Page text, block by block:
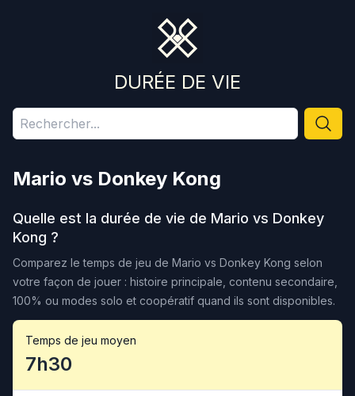
DURÉE DE VIE
Mario vs Donkey Kong
Quelle est la durée de vie de Mario vs Donkey
Kong ?
Comparez le temps de jeu de Mario vs Donkey Kong selon
votre façon de jouer : histoire principale, contenu secondaire,
100% ou modes solo et coopératif quand ils sont disponibles.
Temps de jeu moyen
7h30